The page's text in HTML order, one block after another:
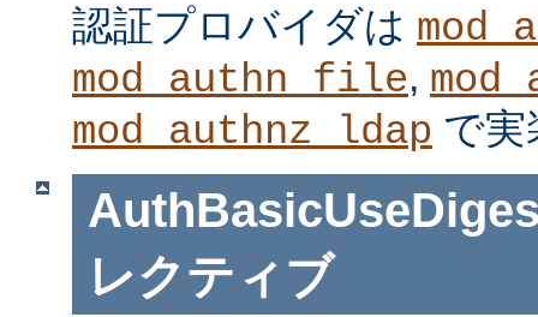
認証プロバイダは
mod_authn_file,
mod_authnz_ldap で実
レクティブ